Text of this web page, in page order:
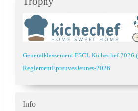
Generalklassement FSCL Kichechef 2026
ReglementEpreuvesJeunes-2026
Info